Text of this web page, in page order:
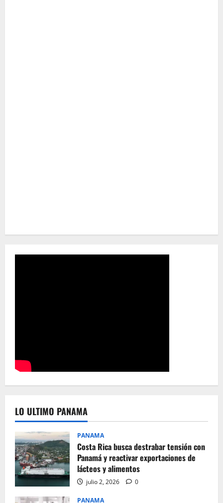
LO ULTIMO PANAMA
PANAMA
Costa Rica busca destrabar tensión con
Panamá y reactivar exportaciones de
lácteos y alimentos
julio 2, 2026 0
PANAMA